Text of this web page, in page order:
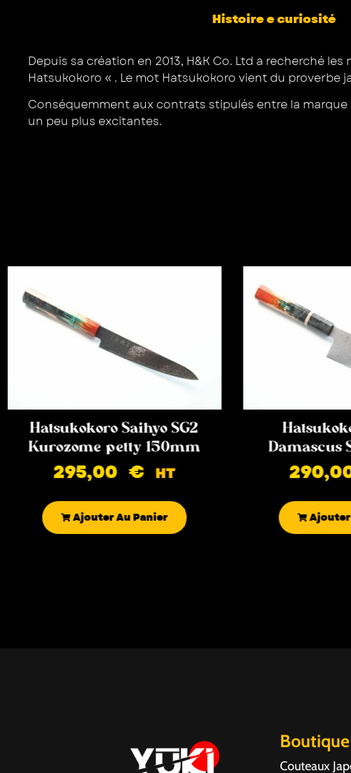
Histoire e curiosité
Depuis sa création en 2013, H&K Co. Ltd a recherché
Hatsukokoro « . Le mot Hatsukokoro vient du proverbe
Conséquemment aux contrats stipulés entre la
un peu plus excitantes.
Hatsukokoro Saihyo SG2
Kurozome petty 150mm
295,00€ HT
Ajouter Au Panier
Damascus
Ajouter
Boutique
Couteaux